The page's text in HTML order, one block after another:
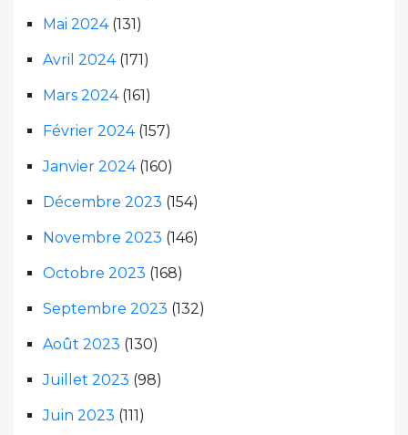
Mai 2024(131)
Avril 2024(171)
Mars 2024(161)
Février 2024(157)
Janvier 2024(160)
Décembre 2023 (154)
Novembre 2023 (146)
Octobre 2023 (168)
Septembre 2023 (132)
Août 2023 (130)
Juillet 2023 (98)
Juin 2023 (111)